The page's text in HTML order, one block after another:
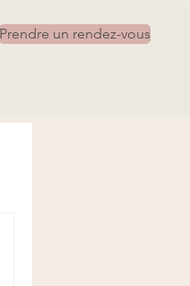
Prendre un rendez-vous